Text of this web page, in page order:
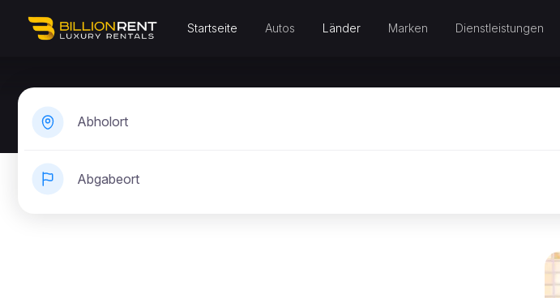
Startseite Autos Länder Marken Dienstleistungen
Abholort
Abgabeort